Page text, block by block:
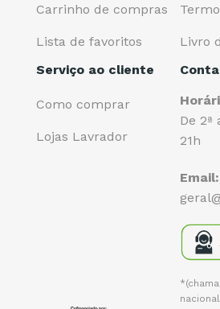
Carrinho de compras
Lista de favoritos
Livro
Serviço ao cliente
Como comprar
Lojas Lavrador
De 2ª
21h
Email: